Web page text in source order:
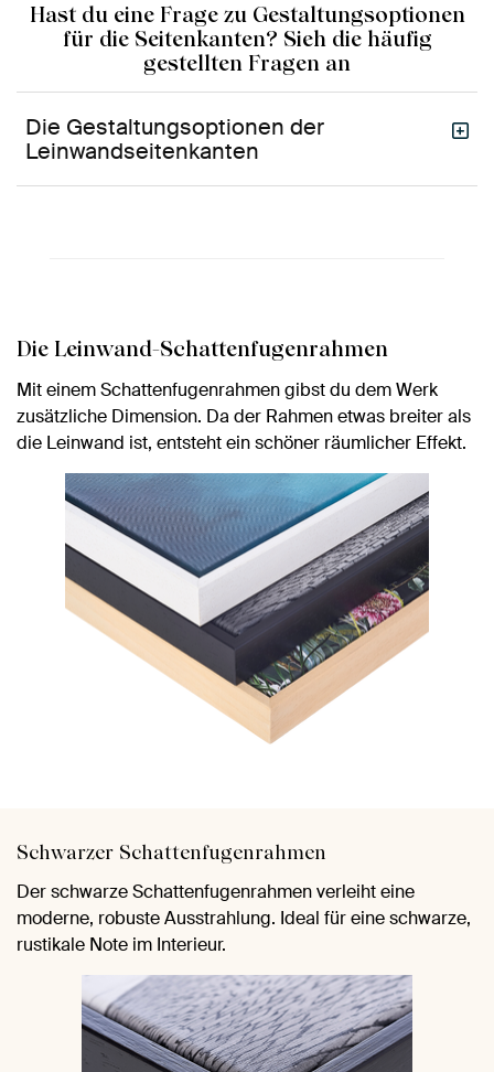
Hast du eine Frage zu Gestaltungsoptionen
für die Seitenkanten? Sieh die häufig
gestellten Fragen an
Die Gestaltungsoptionen der
Leinwandseitenkanten
Die Leinwand-Schattenfugenrahmen
Mit einem Schattenfugenrahmen gibst du dem Werk
zusätzliche Dimension. Da der Rahmen etwas breiter als
die Leinwand ist, entsteht ein schöner räumlicher Effekt.
Schwarzer Schattenfugenrahmen
Der schwarze Schattenfugenrahmen verleiht eine
moderne, robuste Ausstrahlung. Ideal für eine schwarze,
rustikale Note im Interieur.